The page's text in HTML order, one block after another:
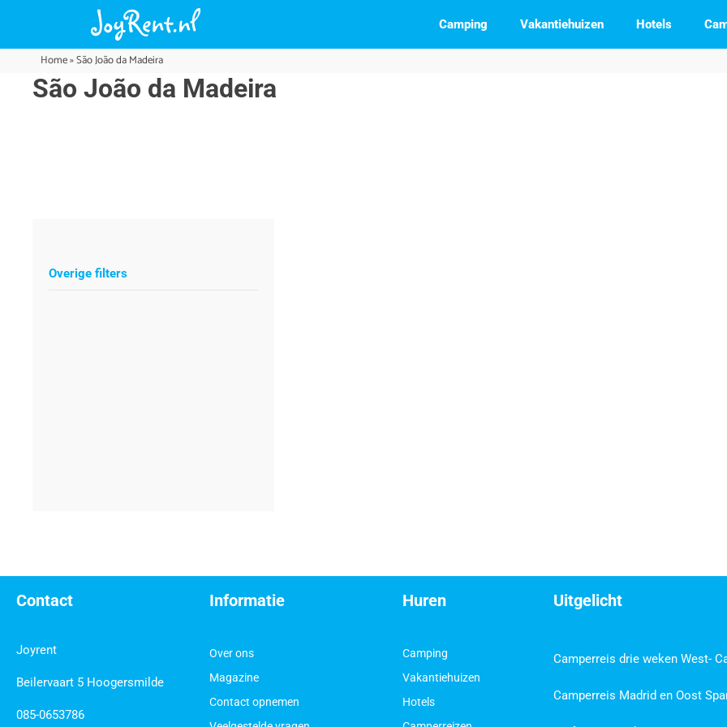
Camping Vakantiehuizen Hotels
Home»São João da Madeira
São João da Madeira
Overige filters
Contact
Joyrent
Beilervaart 5 Hoogersmilde
085-0653786
Informatie
Over ons
Magazine
Contact opnemen
Huren
Camping
Vakantiehuizen
Hotels
Uitgelicht
Camperreis drie weken West-
Camperreis Madrid en Oost